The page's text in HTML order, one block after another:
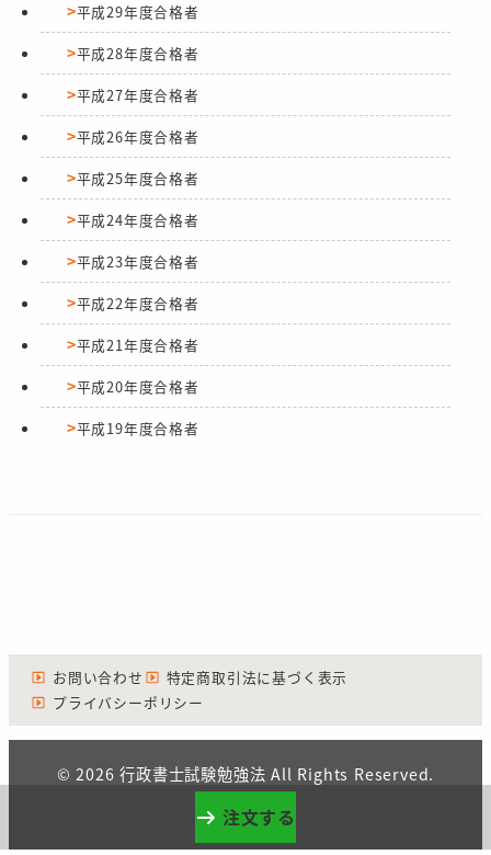
平成29年度合格者
平成28年度合格者
平成27年度合格者
平成26年度合格者
平成25年度合格者
平成24年度合格者
平成23年度合格者
平成22年度合格者
平成21年度合格者
平成20年度合格者
平成19年度合格者
注文する
お問い合わせ
特定商取引法に基づく表示
プライバシーポリシー
© 2026 行政書士試験勉強法 All Rights Reserved.